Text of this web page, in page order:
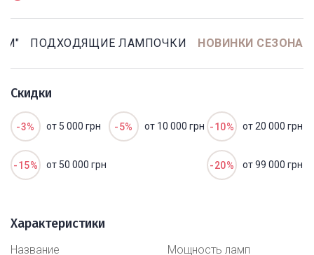
ПОДХОДЯЩИЕ ЛАМПОЧКИ НОВИНКИ СЕЗОНА
Скидки
-3% от 5 000 грн -5% от 10 000 грн -10% от 20 000 грн
-15% от 50 000 грн -20% от 99 000 грн
Характеристики
Название Мощность ламп